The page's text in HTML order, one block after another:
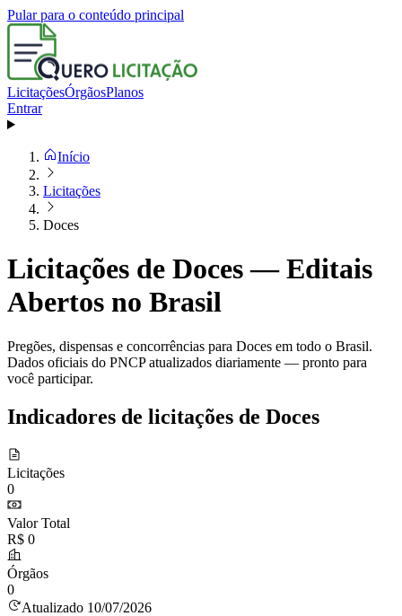
Pular para o conteúdo principal
LicitaçõesÓrgãosPlanos
Entrar
Início
Licitações
Doces
Licitações de Doces — Editais
Abertos no Brasil
Pregões, dispensas e concorrências para Doces em todo o Brasil.
Dados oficiais do PNCP atualizados diariamente — pronto para
você participar.
Indicadores de licitações de Doces
Licitações
0
Valor Total
R$ 0
Órgãos
0
Atualizado 10/07/2026